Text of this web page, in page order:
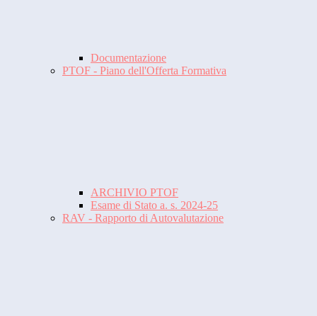
Documentazione
PTOF - Piano dell'Offerta Formativa
ARCHIVIO PTOF
Esame di Stato a. s. 2024-25
RAV - Rapporto di Autovalutazione